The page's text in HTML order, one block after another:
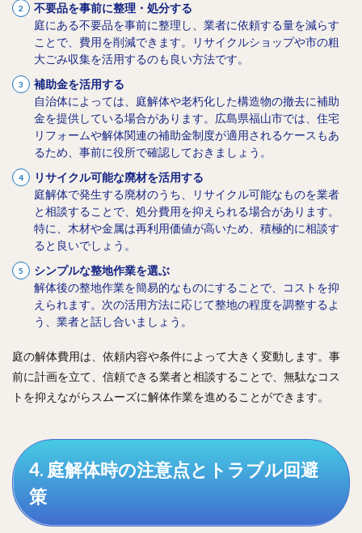
不要品を事前に整理・処分する
庭にある不要品を事前に整理し、業者に依頼する量を減らす
ことで、費用を削減できます。リサイクルショップや市の粗
大ごみ収集を活用するのも良い方法です。
補助金を活用する
自治体によっては、庭解体や老朽化した構造物の撤去に補助
金を提供している場合があります。広島県福山市では、住宅
リフォームや解体関連の補助金制度が適用されるケースもあ
るため、事前に役所で確認しておきましょう。
リサイクル可能な廃材を活用する
庭解体で発生する廃材のうち、リサイクル可能なものを業者
と相談することで、処分費用を抑えられる場合があります。
特に、木材や金属は再利用価値が高いため、積極的に相談す
ると良いでしょう。
シンプルな整地作業を選ぶ
解体後の整地作業を簡易的なものにすることで、コストを抑
えられます。次の活用方法に応じて整地の程度を調整するよ
う、業者と話し合いましょう。
庭の解体費用は、依頼内容や条件によって大きく変動します。事
前に計画を立て、信頼できる業者と相談することで、無駄なコス
トを抑えながらスムーズに解体作業を進めることができます。
4. 庭解体時の注意点とトラブル回避
策